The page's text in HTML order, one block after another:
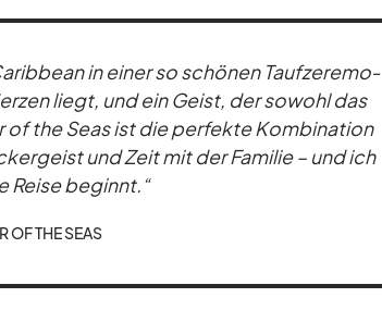
in ei­ner so schö­nen Tauf­ze­re­mo­
liegt, und ein Geist, der so­wohl das
of the Seas ist die per­fekte Kom­bi­na­tion
und Zeit mit der Fa­mi­lie – und ich
Reise be­ginnt.“
OF THE SEAS